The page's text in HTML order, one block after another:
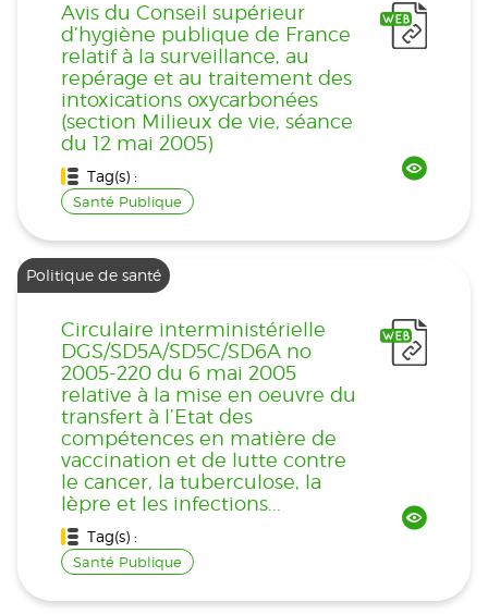
Avis du Conseil supérieur
d’hygiène publique de France
relatif à la surveillance, au
repérage et au traitement des
intoxications oxycarbonées
(section Milieux de vie, séance
du 12 mai 2005)
Tag(s) :
Santé Publique
Politique de santé
Circulaire interministérielle
DGS/SD5A/SD5C/SD6A no
2005-220 du 6 mai 2005
relative à la mise en oeuvre du
transfert à l’Etat des
compétences en matière de
vaccination et de lutte contre
le cancer, la tuberculose, la
lèpre et les infections...
Tag(s) :
Santé Publique